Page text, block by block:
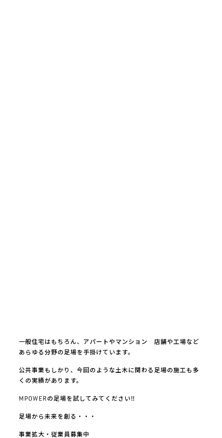
一般住宅はもちろん、アパートやマンション 店舗や工場など
あらゆる分野の足場を手掛けています。
公共事業もしかり、今回のような土木に関わる足場の施工も多
くの実績があります。
MPOWERの足場を試してみてください‼
足場から未来を創る・・・
事業拡大・従業員募集中